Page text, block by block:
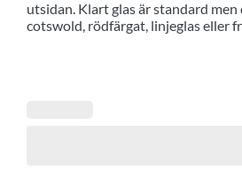
utsidan. Klart glas är standard men
cotswold, rödfärgat, linjeglas eller